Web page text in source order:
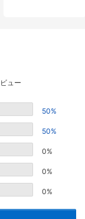
ュー
50%
50%
0%
0%
0%